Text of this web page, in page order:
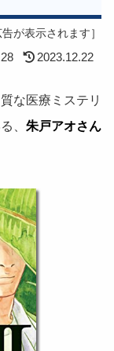
が表示されます］
2023.12.22
な医療ミステリ
、 朱戸アオさん